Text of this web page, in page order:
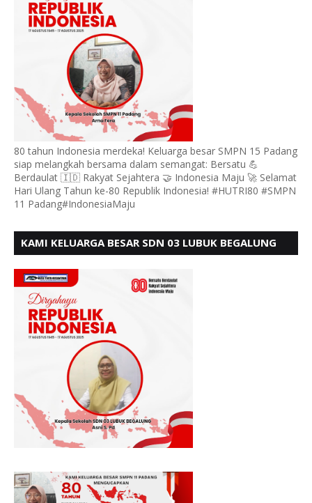
80 tahun Indonesia merdeka! Keluarga besar SMPN 15 Padang
siap melangkah bersama dalam semangat: Bersatu 💪
Berdaulat 🇮🇩 Rakyat Sejahtera 🤝 Indonesia Maju 🚀 Selamat
Hari Ulang Tahun ke-80 Republik Indonesia! #HUTRI80 #SMPN
11 Padang#IndonesiaMaju
KAMI KELUARGA BESAR SDN 03 LUBUK BEGALUNG